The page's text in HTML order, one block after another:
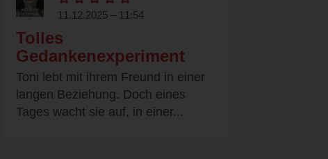
11.12.2025 – 11:54
Tolles
Gedankenexperiment
Toni lebt mit ihrem Freund in einer
langen Beziehung. Doch eines
Tages wacht sie auf, in einer...